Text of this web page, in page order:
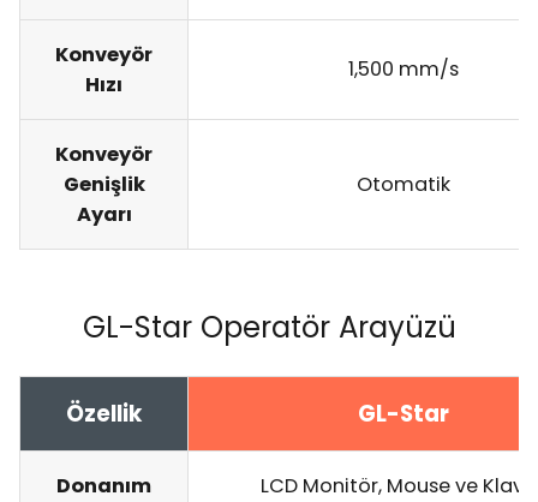
Konveyör
Hızı
1,500 mm/s
Konveyör
Genişlik
Ayarı
Otomatik
GL-Star Operatör Arayüzü
Özellik GL-Star
Donanım LCD Monitör, Mouse ve